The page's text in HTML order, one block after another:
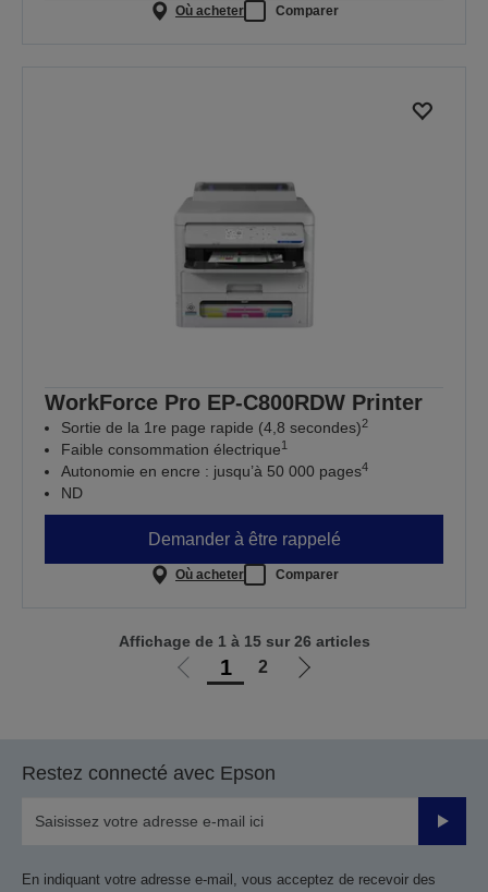
Où acheter Comparer
WorkForce Pro EP-C800RDW Printer
Sortie de la 1re page rapide (4,8 secondes)2
Faible consommation électrique1
Autonomie en encre : jusqu’à 50 000 pages4
ND
Demander à être rappelé
Où acheter Comparer
Aller
précédente
1 2
Aller
Affichage de 1 à 15 sur 26 articles
Restez connecté avec Epson
Valider
En indiquant votre adresse e-mail, vous acceptez de recevoir des